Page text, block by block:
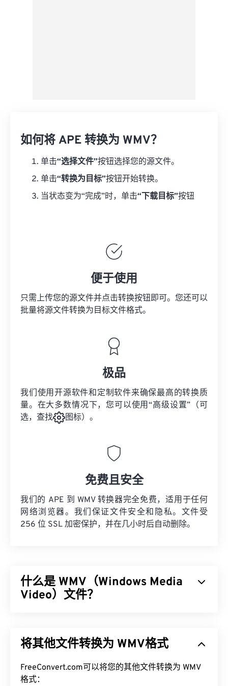
如何将 APE 转换为 WMV？
单击“选择文件”按钮选择您的源文件。
单击“转换为目标”按钮开始转换。
当状态变为“完成”时，单击“下载目标”按钮
便于使用
只需上传您的源文件并点击转换按钮即可。您还可以
批量将源文件转换为目标文件格式。
极品
我们使用开源软件和定制软件来确保最高的转换质
量。在大多数情况下，您可以使用“高级设置”（可
选，查找
图标）。
免费且安全
我们的 APE 到 WMV 转换器完全免费，适用于任何
网络浏览器。我们保证文件安全和隐私。文件受
256 位 SSL 加密保护，并在几小时后自动删除。
什么是 WMV（Windows Media
Video）文件？
生成易于管理的文件，同时保持视频质量。一种称为
文件。
将其他文件转换为 WMV格式
FreeConvert.com可以将您的其他文件转换为 WMV
格式：